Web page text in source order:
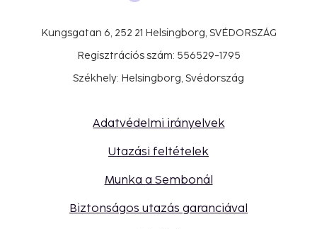
Kungsgatan 6, 252 21 Helsingborg, SVÉDORSZÁG
Regisztrációs szám: 556529-1795
Székhely: Helsingborg, Svédország
Adatvédelmi irányelvek
Utazási feltételek
Munka a Sembonál
Biztonságos utazás garanciával